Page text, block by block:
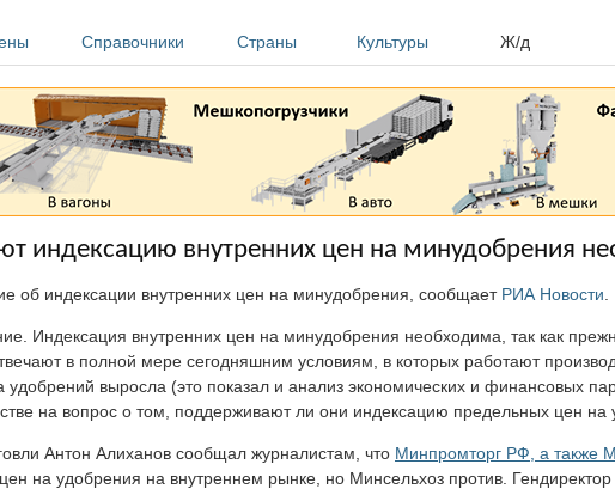
Справочники Страны Культуры Ж/д
индексацию внутренних цен на минудобрения
об индексации внутренних цен на минудобрения, сообщает РИА Новости
Индексация внутренних цен на минудобрения необходима, так как
в полной мере сегодняшним условиям, в которых работают
удобрений выросла (это показал и анализ экономических и финансовых
на вопрос о том, поддерживают ли они индексацию предельных цен на
Антон Алиханов сообщал журналистам, что Минпромторг РФ, а также
на удобрения на внутреннем рынке, но Минсельхоз против.